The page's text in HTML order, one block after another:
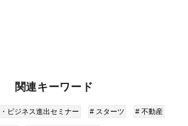
関連キーワード
ビジネス進出セミナー # スターツ # 不動産